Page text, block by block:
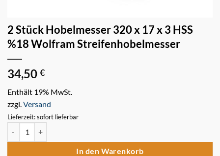
2 Stück Hobelmesser 320 x 17 x 3 HSS
%18 Wolfram Streifenhobelmesser
34,50 €
Enthält 19% MwSt.
zzgl. Versand
Lieferzeit: sofort lieferbar
2 Stück Hobelmesser 320 x 17 x 3 HSS %18 Wolfram
In den Warenkorb